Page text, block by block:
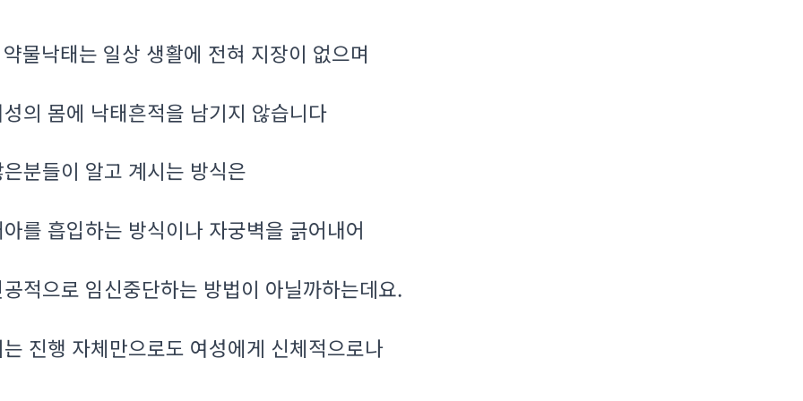
약물낙태는 일상 생활에 전혀 지장이 없으며
의 몸에 낙태흔적을 남기지 않습니다
분들이 알고 계시는 방식은
를 흡입하는 방식이나 자궁벽을 긁어내어
적으로 임신중단하는 방법이 아닐까하는데요.
진행 자체만으로도 여성에게 신체적으로나